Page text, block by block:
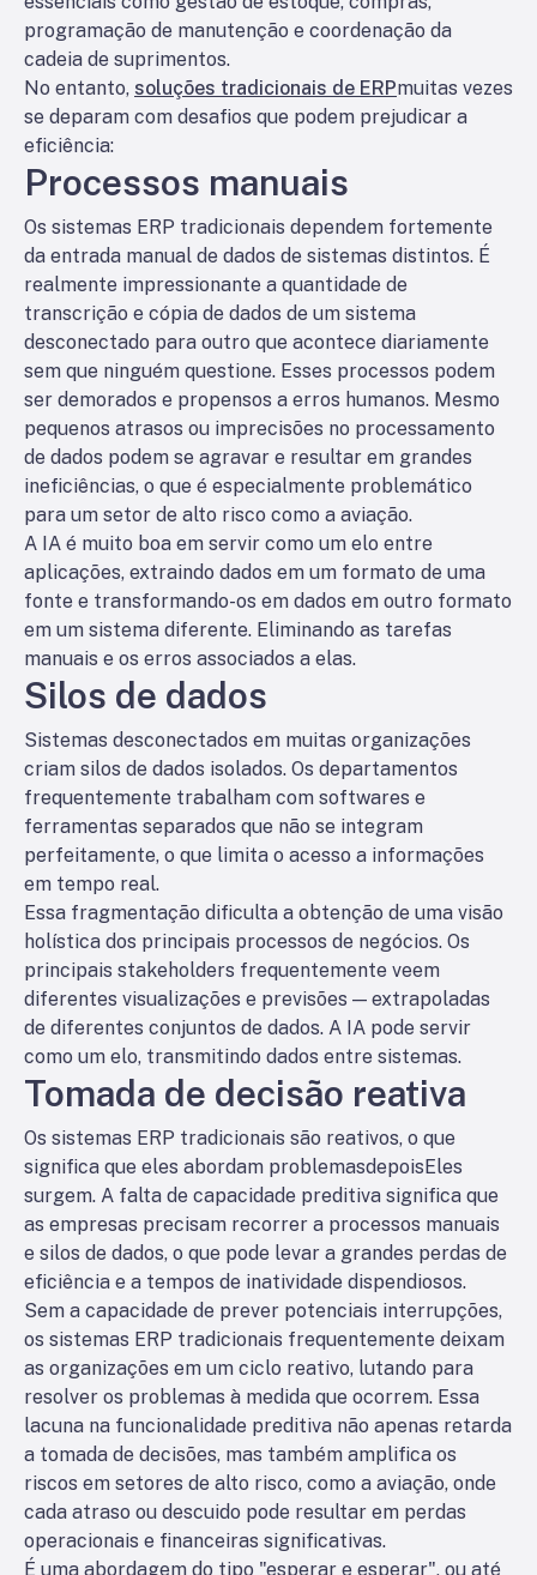
programação de manutenção e coordenação da
cadeia de suprimentos.
No entanto, soluções tradicionais de ERPmuitas vezes
se deparam com desafios que podem prejudicar a
eficiência:
Processos manuais
Os sistemas ERP tradicionais dependem fortemente
da entrada manual de dados de sistemas distintos. É
realmente impressionante a quantidade de
transcrição e cópia de dados de um sistema
desconectado para outro que acontece diariamente
sem que ninguém questione. Esses processos podem
ser demorados e propensos a erros humanos. Mesmo
pequenos atrasos ou imprecisões no processamento
de dados podem se agravar e resultar em grandes
ineficiências, o que é especialmente problemático
para um setor de alto risco como a aviação.
A IA é muito boa em servir como um elo entre
aplicações, extraindo dados em um formato de uma
fonte e transformando-os em dados em outro formato
em um sistema diferente. Eliminando as tarefas
manuais e os erros associados a elas.
Silos de dados
Sistemas desconectados em muitas organizações
criam silos de dados isolados. Os departamentos
frequentemente trabalham com softwares e
ferramentas separados que não se integram
perfeitamente, o que limita o acesso a informações
em tempo real.
Essa fragmentação dificulta a obtenção de uma visão
holística dos principais processos de negócios. Os
principais stakeholders frequentemente veem
diferentes visualizações e previsões — extrapoladas
de diferentes conjuntos de dados. A IA pode servir
como um elo, transmitindo dados entre sistemas.
Tomada de decisão reativa
Os sistemas ERP tradicionais são reativos, o que
significa que eles abordam problemasdepois Eles
surgem. A falta de capacidade preditiva significa que
as empresas precisam recorrer a processos manuais
e silos de dados, o que pode levar a grandes perdas de
eficiência e a tempos de inatividade dispendiosos.
Sem a capacidade de prever potenciais interrupções,
os sistemas ERP tradicionais frequentemente deixam
as organizações em um ciclo reativo, lutando para
resolver os problemas à medida que ocorrem. Essa
lacuna na funcionalidade preditiva não apenas retarda
a tomada de decisões, mas também amplifica os
riscos em setores de alto risco, como a aviação, onde
cada atraso ou descuido pode resultar em perdas
operacionais e financeiras significativas.
É uma abordagem do tipo "esperar e esperar", ou até